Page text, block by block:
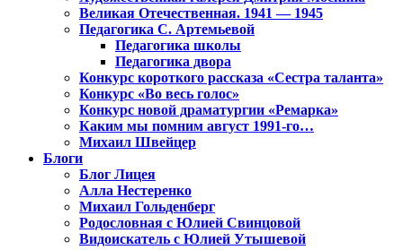
Великая Отечественная. 1941 — 1945
Педагогика С. Артемьевой
Педагогика школы
Педагогика двора
Конкурс короткого рассказа «Сестра таланта»
Конкурс «Во весь голос»
Конкурс новой драматургии «Ремарка»
Каким мы помним август 1991-го…
Михаил Швейцер
Блоги
Блог Лицея
Алла Нестеренко
Михаил Гольденберг
Родословная с Юлией Свинцовой
Видоискатель с Юлией Утышевой